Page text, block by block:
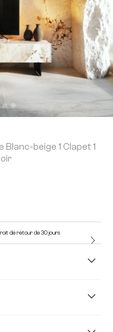
beige 1 Clapet 1
de retour de 30 jours